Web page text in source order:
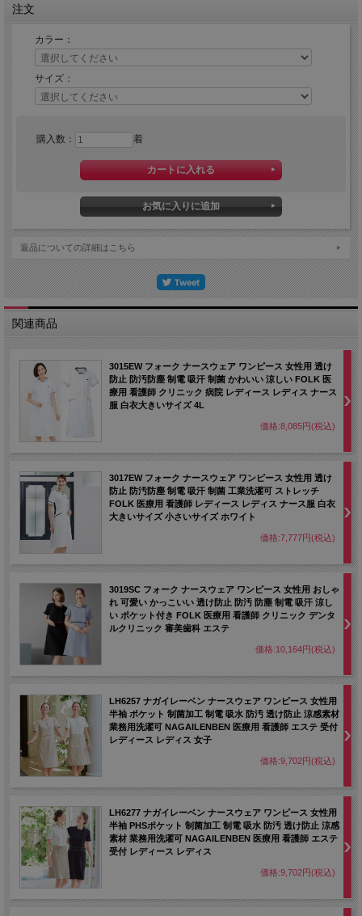
注文
カラー：
サイズ：
購入数： 着
返品についての詳細はこちら
関連商品
3015EW フォーク ナースウェア ワンピース 女性用 透け
防止 防汚防塵 制電 吸汗 制菌 かわいい 涼しい FOLK 医
療用 看護師 クリニック 病院 レディース レディス ナース
服 白衣大きいサイズ 4L
価格:8,085円(税込)
3017EW フォーク ナースウェア ワンピース 女性用 透け
防止 防汚防塵 制電 吸汗 制菌 工業洗濯可 ストレッチ
FOLK 医療用 看護師 レディース レディス ナース服 白衣
大きいサイズ 小さいサイズ ホワイト
価格:7,777円(税込)
3019SC フォーク ナースウェア ワンピース 女性用 おしゃ
れ 可愛い かっこいい 透け防止 防汚 防塵 制電 吸汗 涼し
い ポケット付き FOLK 医療用 看護師 クリニック デンタ
ルクリニック 審美歯科 エステ
価格:10,164円(税込)
LH6257 ナガイレーベン ナースウェア ワンピース 女性用
半袖 ポケット 制菌加工 制電 吸水 防汚 透け防止 涼感素材
業務用洗濯可 NAGAILENBEN 医療用 看護師 エステ 受付
レディース レディス 女子
価格:9,702円(税込)
LH6277 ナガイレーベン ナースウェア ワンピース 女性用
半袖 PHSポケット 制菌加工 制電 吸水 防汚 透け防止 涼感
素材 業務用洗濯可 NAGAILENBEN 医療用 看護師 エステ
受付 レディース レディス
価格:9,702円(税込)